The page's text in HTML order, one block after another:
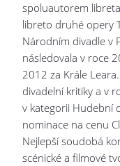
spoluautorem
libreto druhé opery
Národním divadle v
následovala v roce
2012 za Krále
divadelní kritiky a v
v kategorii Hudební
nominace na cenu
Nejlepší soudobá
scénické a filmové